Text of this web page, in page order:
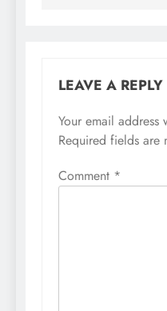
LEAVE A REPLY
Your email
Required fields are
Comment *